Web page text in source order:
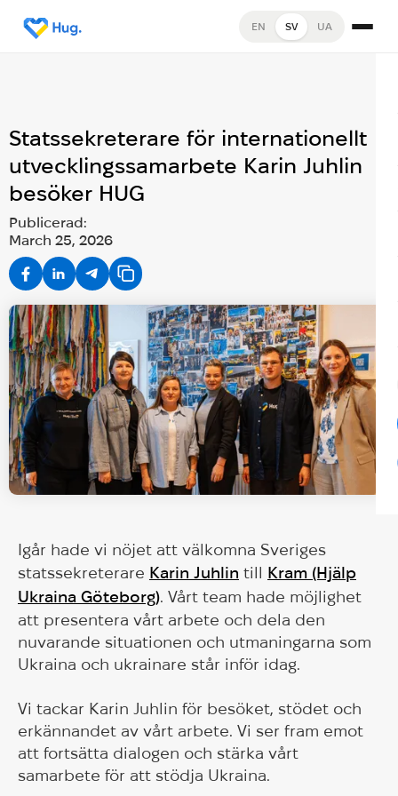
EN SV UA
Statssekreterare för internationellt
utvecklingssamarbete Karin Juhlin
besöker HUG
Publicerad:
March 25, 2026
Igår hade vi nöjet att välkomna Sveriges
statssekreterare Karin Juhlin till
Kram (Hjälp
Ukraina Göteborg). Vårt team hade möjlighet
att presentera vårt arbete och dela den
nuvarande situationen och utmaningarna som
Ukraina och ukrainare står inför idag.
Vi tackar Karin Juhlin för besöket, stödet och
erkännandet av vårt arbete. Vi ser fram emot
att fortsätta dialogen och stärka vårt
samarbete för att stödja Ukraina.